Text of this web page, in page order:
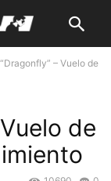
– Vuelo de
de